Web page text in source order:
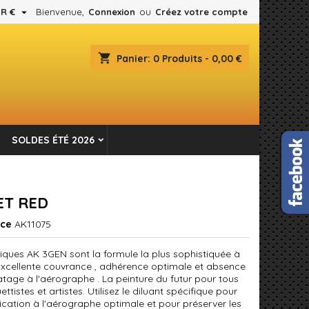
Bienvenue, Connexion ou Créez votre compte
€ 
shopping_cart Panier: 0 Produits - 0,00 €
SOLDES ÉTÉ 2026
RED
AK11075
AK 3GEN sont la formule la plus sophistiquée à
couvrance , adhérence optimale et absence
à l'aérographe . La peinture du futur pour tous
et artistes. Utilisez le diluant spécifique pour
à l'aérographe optimale et pour préserver les